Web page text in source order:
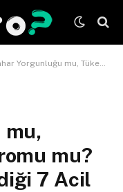
mu, Tükenmişlik Sendromu mu? Vücudunuzun Verdiği 7 Acil Durum Sinyali
mu,
mu?
7 Acil